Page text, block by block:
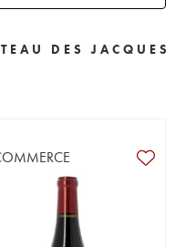
DES JACQUES